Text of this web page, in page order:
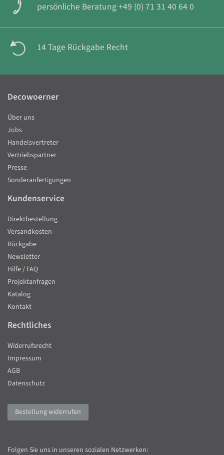
persönliche Beratung +49 (0) 71 31 40 64 0
14 Tage Rückgabe Recht
Decowoerner
Über uns
Jobs
Handelsvertreter
Vertriebspartner
Presse
Sonderanfertigungen
Kundenservice
Direktbestellung
Versandkosten
Rückgabe
Newsletter
Hilfe / FAQ
Projektanfragen
Katalog
Kontakt
Rechtliches
Widerrufsrecht
Impressum
AGB
Datenschutz
Bestellung widerrufen
Folgen Sie uns in unseren sozialen Netzwerken: